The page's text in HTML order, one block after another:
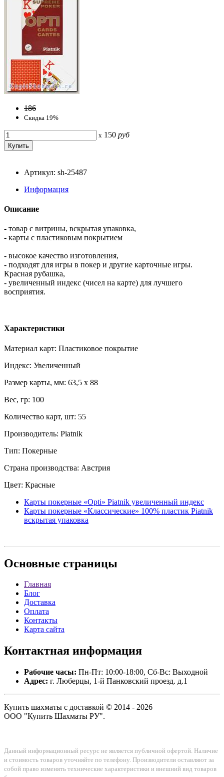
186
Скидка 19%
x 150 руб
Артикул: sh-25487
Информация
Описание
- товар с витрины, вскрытая упаковка,
- карты с пластиковым покрытием
- высокое качество изготовления,
- подходят для игры в покер и другие карточные игры.
Красная рубашка,
- увеличенный индекс (чисел на карте) для лучшего
восприятия.
Характеристики
Материал карт: Пластиковое покрытие
Индекс: Увеличенный
Размер карты, мм: 63,5 x 88
Вес, гр: 100
Количество карт, шт: 55
Производитель: Piatnik
Тип: Покерные
Страна производства: Австрия
Цвет: Красные
Карты покерные «Opti» Piatnik увеличенный индекс
Карты покерные «Классические» 100% пластик Piatnik
вскрытая упаковка
Основные страницы
Главная
Блог
Доставка
Оплата
Контакты
Карта сайта
Контактная информация
Рабочие часы: Пн-Пт: 10:00-18:00, Сб-Вс: Выходной
Адрес: г. Люберцы, 1-й Панковский проезд. д.1
Купить шахматы с доставкой © 2014 - 2026
ООО "Купить Шахматы РУ".
Данный информационный ресурс не является публичной офертой. Наличие
и стоимость товаров уточняйте по телефону. Производители оставляют за
собой право изменять технические характеристики и внешний вид товаров